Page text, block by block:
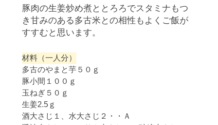
豚肉の生姜炒め煮ととろろでスタミナもつ
き甘みのある多古米との相性もよくご飯が
すすむと思います。
材料（一人分）
多古のやまと芋５０ｇ
豚小間１００ｇ
玉ねぎ５０ｇ
生姜2.5ｇ
酒大さじ１、水大さじ２・・Ａ